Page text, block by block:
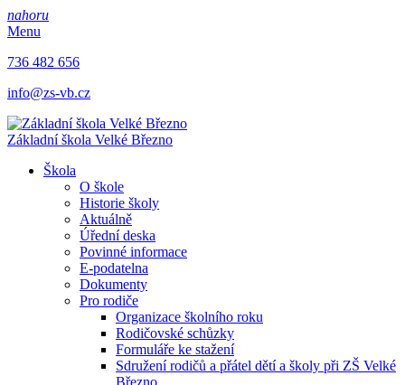
nahoru
Menu
736 482 656
info@zs-vb.cz
Základní škola Velké Březno
Škola
O škole
Historie školy
Aktuálně
Úřední deska
Povinné informace
E-podatelna
Dokumenty
Pro rodiče
Organizace školního roku
Rodičovské schůzky
Formuláře ke stažení
Sdružení rodičů a přátel dětí a školy při ZŠ Velké
Březno